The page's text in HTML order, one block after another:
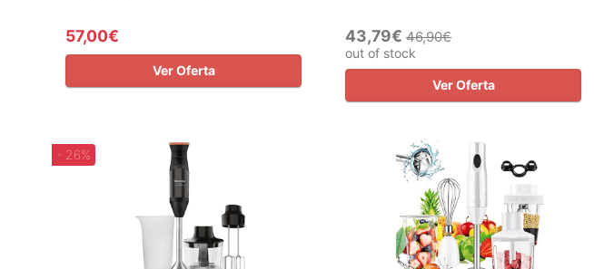
57,00€
Ver Oferta
43,79€ 46,90€
out of stock
Ver Oferta
- 26%